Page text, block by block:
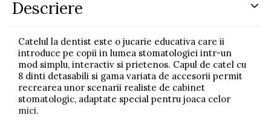
Descriere
Catelul la dentist este o jucarie educativa care ii
introduce pe copii in lumea stomatologiei intr-un
mod simplu, interactiv si prietenos. Capul de catel cu
8 dinti detasabili si gama variata de accesorii permit
recrearea unor scenarii realiste de cabinet
stomatologic, adaptate special pentru joaca celor
mici.